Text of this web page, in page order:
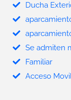
Ducha
Se admiten
Familiar
Acceso